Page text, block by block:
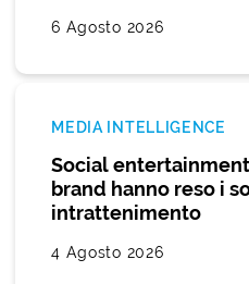
6 Agosto 2026
MEDIA INTELLIGENCE
Social
brand hanno reso i
intrattenimento
4 Agosto 2026